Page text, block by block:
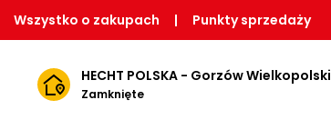
Wszystko o zakupach | Punkty sprzedaży
HECHT POLSKA - Gorzów Wielkopolski
Zamknięte